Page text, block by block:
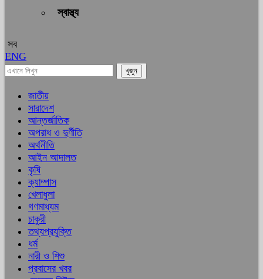
স্বাস্থ্য
সব
ENG
জাতীয়
সারাদেশ
আন্তর্জাতিক
অপরাধ ও দুর্ণীতি
অর্থনীতি
আইন আদালত
কৃষি
ক্যাম্পাস
খেলাধুলা
গণমাধ্যম
চাকুরী
তথ্যপ্রযুক্তি
ধর্ম
নারী ও শিশু
প্রবাসের খবর